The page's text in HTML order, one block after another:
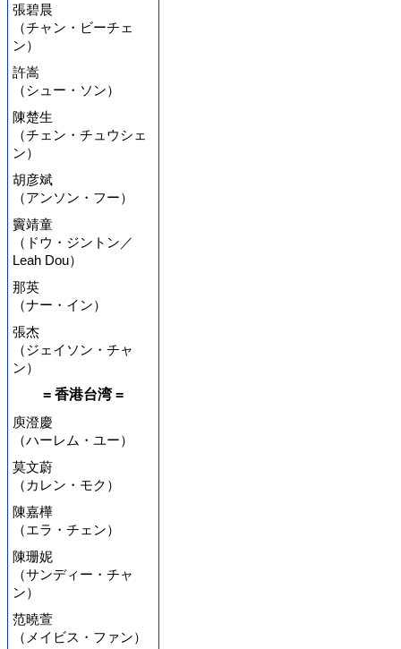
張碧晨
（チャン・ビーチェ
ン）
許嵩
（シュー・ソン）
陳楚生
（チェン・チュウシェ
ン）
胡彦斌
（アンソン・フー）
竇靖童
（ドウ・ジントン／
Leah Dou）
那英
（ナー・イン）
張杰
（ジェイソン・チャ
ン）
= 香港台湾 =
庾澄慶
（ハーレム・ユー）
莫文蔚
（カレン・モク）
陳嘉樺
（エラ・チェン）
陳珊妮
（サンディー・チャ
ン）
范曉萱
（メイビス・ファン）